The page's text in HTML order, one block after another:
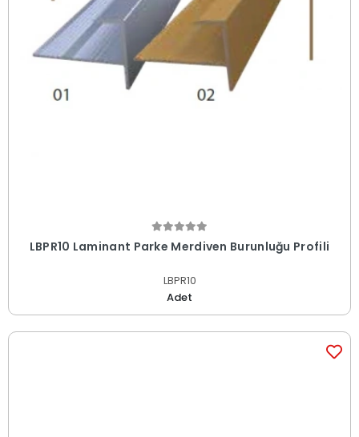
LBPR10 Laminant Parke Merdiven Burunluğu Profili
LBPR10
Adet